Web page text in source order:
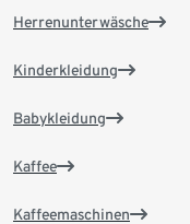
Herrenunterwäsche
Kinderkleidung
Babykleidung
Kaffee
Kaffeemaschinen